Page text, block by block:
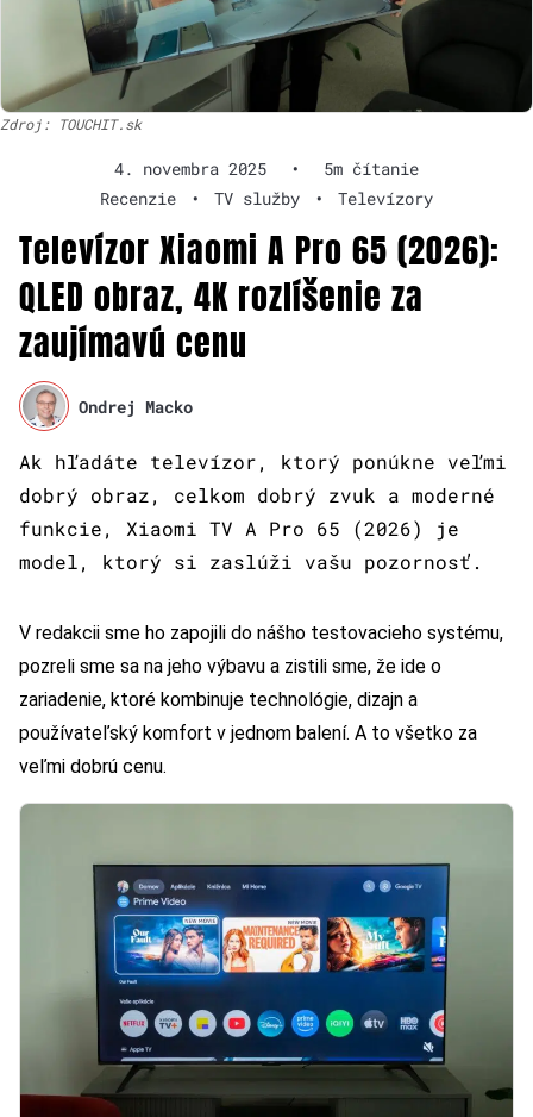
Zdroj: TOUCHIT.sk
4. novembra 2025 •
5m čítanie
Recenzie
• TV služby • Televízory
Televízor Xiaomi A Pro 65 (2026):
QLED obraz, 4K rozlíšenie za
zaujímavú cenu
Ondrej Macko
Ak hľadáte televízor, ktorý ponúkne veľmi
dobrý obraz, celkom dobrý zvuk a moderné
funkcie, Xiaomi TV A Pro 65 (2026) je
model, ktorý si zaslúži vašu pozornosť.
V redakcii sme ho zapojili do nášho testovacieho systému,
pozreli sme sa na jeho výbavu a zistili sme, že ide o
zariadenie, ktoré kombinuje technológie, dizajn a
používateľský komfort v jednom balení. A to všetko za
veľmi dobrú cenu.